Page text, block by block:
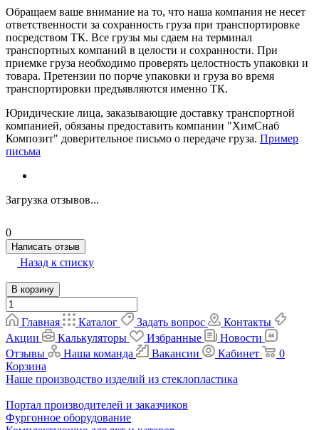
Обращаем ваше внимание на то, что наша компания не несет
ответственности за сохранность груза при транспортировке
посредством ТК. Все грузы мы сдаем на терминал
транспортных компаний в целости и сохранности. При
приемке груза необходимо проверять целостность упаковки и
товара. Претензии по порче упаковки и груза во время
транспортировки предъявляются именно ТК.
Юридические лица, заказывающие доставку транспортной
компанией, обязаны предоставить компании "ХимСнаб
Композит" доверительное письмо о передаче груза. Пример
письма
Загрузка отзывов...
0
Написать отзыв
Назад к списку
В корзину
Главная Каталог Задать вопрос
Контакты
Акции
Калькуляторы Избранные
Новости
Отзывы
Наша команда Вакансии Кабинет
0
Корзина
Наше производство изделий из стеклопластика
Портал производителей и заказчиков
Фургонное оборудование